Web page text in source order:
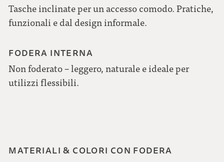
Tasche inclinate per un accesso comodo. Pratiche,
funzionali e dal design informale.
FODERA INTERNA
Non foderato – leggero, naturale e ideale per
utilizzi flessibili.
MATERIALI & COLORI CON FODERA